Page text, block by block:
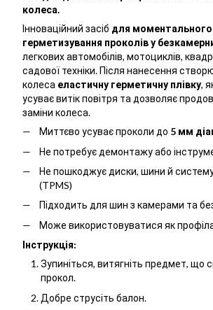
колеса.
Інноваційний засіб для моментального
герметизування проколів у
легкових автомобілів, мотоциклів,
садової техніки. Після нанесення
колеса еластичну герметичну плівку,
усуває витік повітря та дозволяє
заміни колеса.
Миттєво усуває проколи до 5 мм
Не потребує демонтажу або
Не пошкоджує диски, шини й
(TPMS)
Підходить для шин з камерами та
Може використовуватися як
Інструкція:
Зупиніться, витягніть предмет, що
прокол.
Добре струсіть балон.